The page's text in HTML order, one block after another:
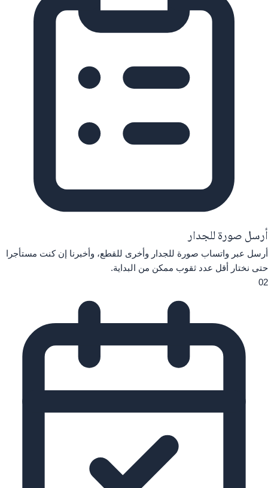
أرسل صورة للجدار
أرسل عبر واتساب صورة للجدار وأخرى للقطع، وأخبرنا إن كنت مستأجرا
حتى نختار أقل عدد ثقوب ممكن من البداية.
02